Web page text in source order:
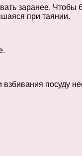
заранее. Чтобы
при таянии.
посуду